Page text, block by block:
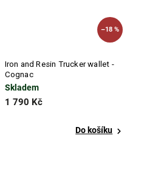
–18 %
Iron and Resin Trucker wallet -
Cognac
Skladem
1 790 Kč
Do košíku